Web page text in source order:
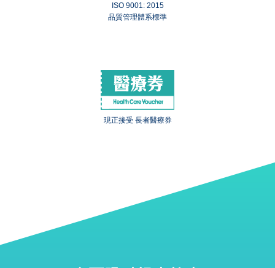
ISO 9001: 2015
品質管理體系標準
現正接受 長者醫療券